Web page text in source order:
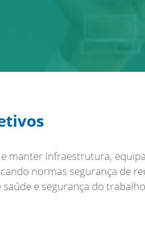
manter infraestrutura,
normas segurança de
saúde e segurança do